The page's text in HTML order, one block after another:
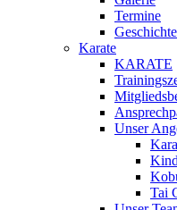
Termine
Geschichte
Karate
KARATE
Unser
Tai